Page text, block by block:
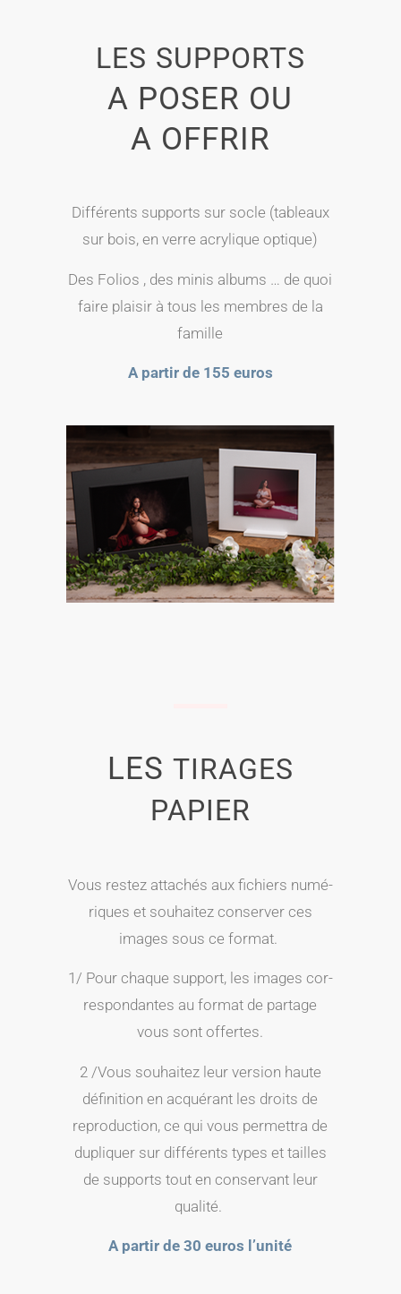
LES SUPPORTS
A POSER OU
A OFFRIR
Différents sup­ports sur socle (tableaux
sur bois, en verre acry­lique optique)
Des Folios , des minis albums … de quoi
faire plai­sir à tous les membres de la
famille
A par­tir de 155 euros
LES TIRAGES
PAPIER
Vous res­tez atta­chés aux fichiers numé­
riques et sou­hai­tez conser­ver ces
images sous ce format.
1/ Pour chaque sup­port, les images cor­
res­pon­dantes au for­mat de par­tage
vous sont offertes.
2 /Vous sou­hai­tez leur ver­sion haute
défi­ni­tion en acqué­rant les droits de
repro­duc­tion, ce qui vous per­met­tra de
dupli­quer sur dif­fé­rents types et tailles
de sup­ports tout en conser­vant leur
qualité.
A par­tir de 30 euros l’unité